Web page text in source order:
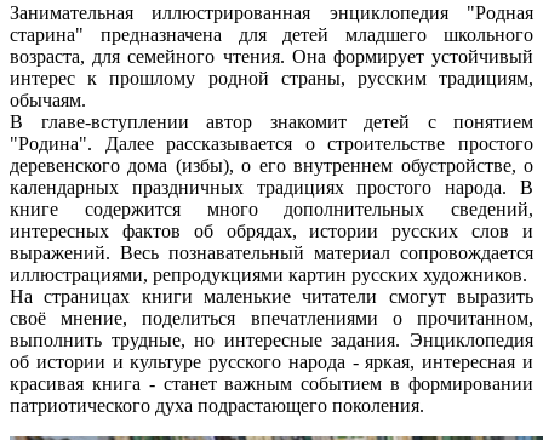
Занимательная иллюстрированная энциклопедия "Родная
старина" предназначена для детей младшего школьного
возраста, для семейного чтения. Она формирует устойчивый
интерес к прошлому родной страны, русским традициям,
обычаям.
В главе-вступлении автор знакомит детей с понятием
"Родина". Далее рассказывается о строительстве простого
деревенского дома (избы), о его внутреннем обустройстве, о
календарных праздничных традициях простого народа. В
книге содержится много дополнительных сведений,
интересных фактов об обрядах, истории русских слов и
выражений. Весь познавательный материал сопровождается
иллюстрациями, репродукциями картин русских художников.
На страницах книги маленькие читатели смогут выразить
своё мнение, поделиться впечатлениями о прочитанном,
выполнить трудные, но интересные задания. Энциклопедия
об истории и культуре русского народа - яркая, интересная и
красивая книга - станет важным событием в формировании
патриотического духа подрастающего поколения.